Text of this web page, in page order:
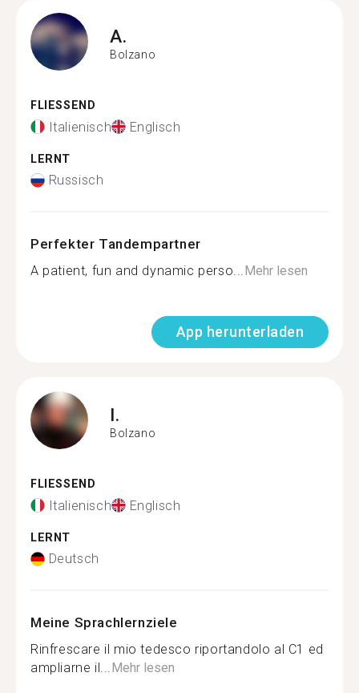
A.
Bolzano
FLIESSEND
Italienisch Englisch
LERNT
Russisch
Perfekter Tandempartner
A patient, fun and dynamic perso...Mehr lesen
App herunterladen
I.
Bolzano
FLIESSEND
Italienisch Englisch
LERNT
Deutsch
Meine Sprachlernziele
Rinfrescare il mio tedesco riportandolo al C1 ed
ampliarne il...Mehr lesen